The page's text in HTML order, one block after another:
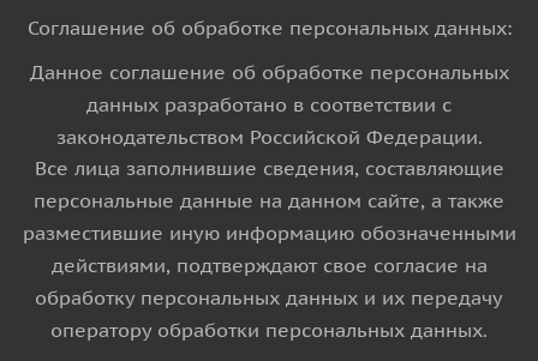
Соглашение об обработке персональных данных:
Данное соглашение об обработке персональных
данных разработано в соответствии с
законодательством Российской Федерации.
Все лица заполнившие сведения, составляющие
персональные данные на данном сайте, а также
разместившие иную информацию обозначенными
действиями, подтверждают свое согласие на
обработку персональных данных и их передачу
оператору обработки персональных данных.